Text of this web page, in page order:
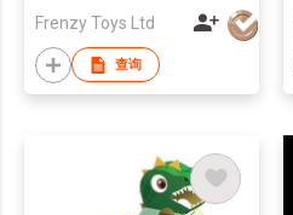
Frenzy Toys Ltd
查询